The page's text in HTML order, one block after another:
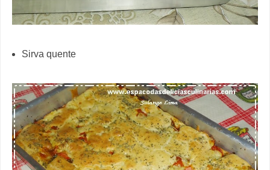
Sirva quente